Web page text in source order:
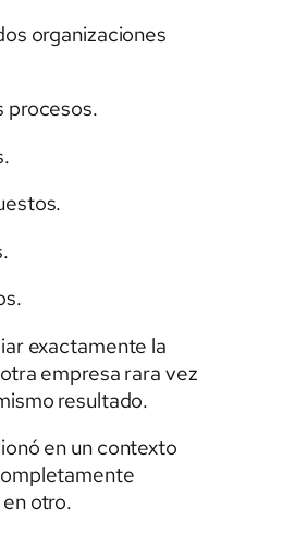
organizaciones
procesos.
exactamente la
empresa rara vez
resultado.
en un contexto
otro.